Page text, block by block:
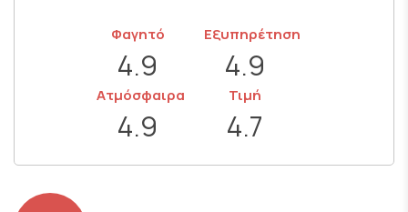
Φαγητό
4.9
Εξυπηρέτηση
4.9
Ατμόσφαιρα
4.9
Τιμή
4.7